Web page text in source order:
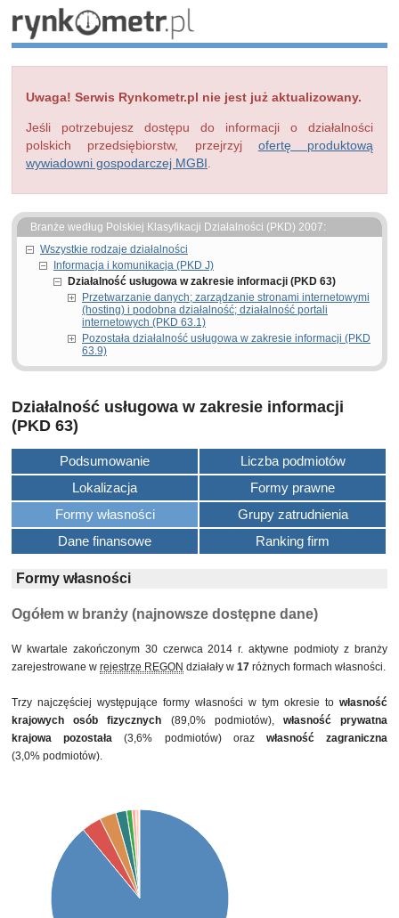
Uwaga! Serwis Rynkometr.pl nie jest już aktualizowany.
Jeśli potrzebujesz dostępu do informacji o działalności
polskich przedsiębiorstw, przejrzyj ofertę produktową
wywiadowni gospodarczej MGBI
Branże według Polskiej Klasyfikacji Działalności (PKD) 2007:
Wszystkie rodzaje działalności
Informacja i komunikacja (PKD J)
Działalność usługowa w zakresie informacji (PKD 63)
Przetwarzanie danych; zarządzanie stronami internetowymi
(hosting) i podobna działalność; działalność portali
internetowych (PKD 63.1)
Pozostała działalność usługowa w zakresie informacji (PKD
63.9)
Działalność usługowa w zakresie informacji
(PKD 63)
Podsumowanie
Liczba podmiotów
Lokalizacja
Formy prawne
Formy własności
Grupy zatrudnienia
Dane finansowe
Ranking firm
Formy własności
Ogółem w branży (najnowsze dostępne dane)
W kwartale zakończonym 30 czerwca 2014 r. aktywne podmioty z branży
zarejestrowane w rejestrze REGON działały w 17 różnych formach własności.
Trzy najczęściej występujące formy własności w tym okresie to własność
krajowych osób fizycznych (89,0% podmiotów), własność prywatna
krajowa pozostała (3,6% podmiotów) oraz własność zagraniczna
(3,0% podmiotów).